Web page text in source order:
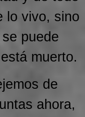
lo vivo, sino
se puede
muerto.
de
ahora,